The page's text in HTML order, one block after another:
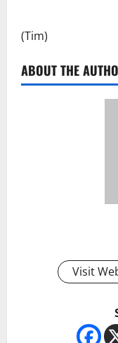
(Tim)
ABOUT THE
Visit